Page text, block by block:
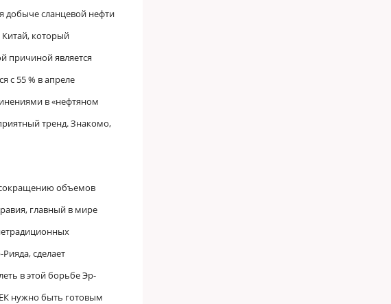
добыче сланцевой нефти
Китай, который
причиной является
с 55 % в апреле
в «нефтяном
тренд. Знакомо,
сокращению объемов
главный в мире
сделает
в этой борьбе Эр-
нужно быть готовым